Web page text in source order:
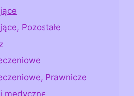
Pozostałe
Prawnicze
medyczne